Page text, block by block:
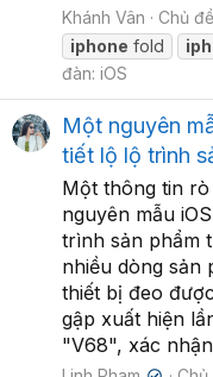
Khánh Vân Chủ đề
iphone fold
đàn: iOS
Một nguyên
tiết lộ lộ trình
Một thông tin
nguyên mẫu
trình sản phẩm
nhiều dòng sản
thiết bị đeo
gập xuất hiện
"V68", xác